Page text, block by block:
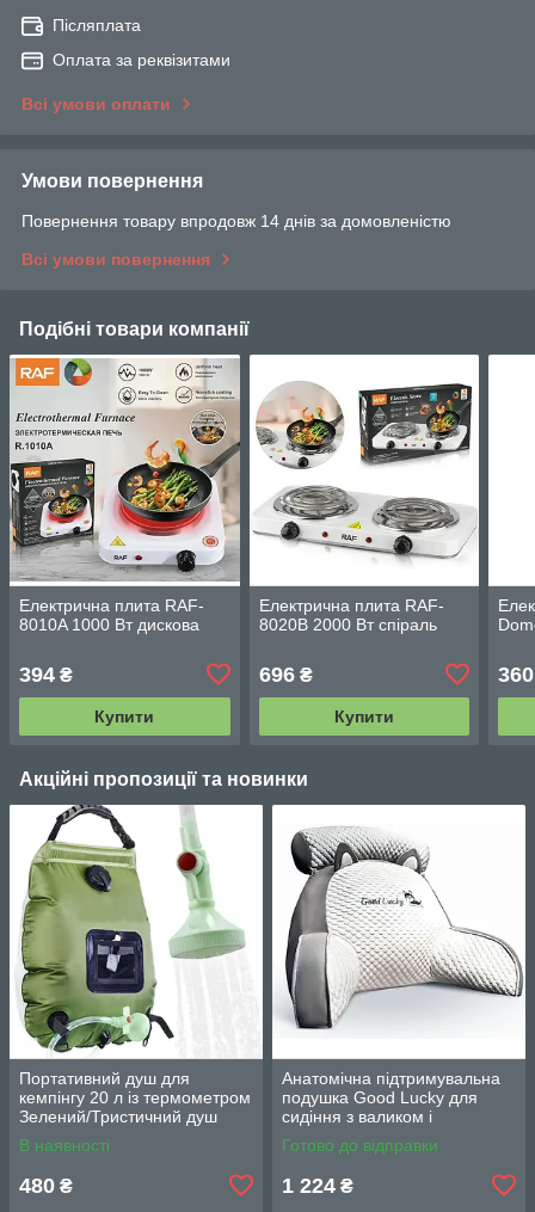
Післяплата
Оплата за реквізитами
Всі умови оплати
Умови повернення
Повернення товару впродовж 14 днів за домовленістю
Всі умови повернення
Подібні товари компанії
Електрична плита RAF-
8010A 1000 Вт дискова
394 ₴
Купити
Електрична плита RAF-
8020B 2000 Вт спіраль
696₴
Купити
360
Акційні пропозиції та новинки
Портативний душ для
кемпінгу 20 л із термометром
Зелений/Тристичний душ
переносний з лійкою/
Польовий душ сумка
В наявності
480 ₴
Анатомічна підтримувальна
подушка Good Lucky для
сидіння з валиком і
підлокітниками
Готово до відправки
1 224 ₴